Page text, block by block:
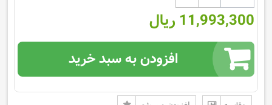
11,993,300 ریال
افزودن به سبد خرید